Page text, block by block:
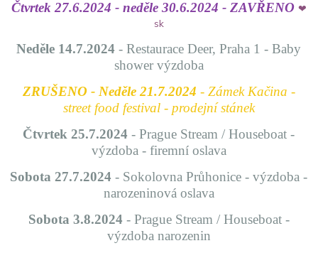
Čtvrtek 27.6.2024 - neděle 30.6.2024 - ZAVŘENO ❤
sk
Neděle 14.7.2024 - Restaurace Deer, Praha 1 - Baby
shower výzdoba
ZRUŠENO - Neděle 21.7.2024 - Zámek Kačina -
street food festival - prodejní stánek
Čtvrtek 25.7.2024 - Prague Stream / Houseboat -
výzdoba - firemní oslava
Sobota 27.7.2024 - Sokolovna Průhonice - výzdoba -
narozeninová oslava
Sobota 3.8.2024 - Prague Stream / Houseboat -
výzdoba narozenin